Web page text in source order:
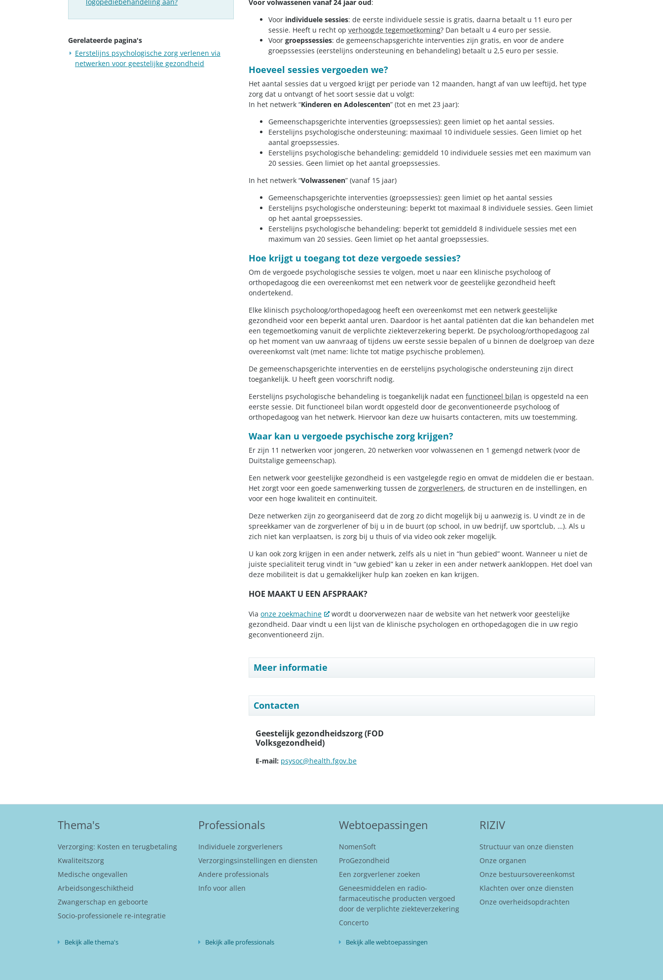
Gerelateerde pagina's
Eerstelijns psychologische zorg verlenen via
netwerken voor geestelijke gezondheid
Voor volwassenen vanaf 24 jaar oud:
Voor individuele sessies: de eerste individuele sessie is gratis, daarna betaalt u 11 euro per
sessie. Heeft u recht op verhoogde tegemoetkoming? Dan betaalt u 4 euro per sessie.
Voor groepssessies: de gemeenschapsgerichte interventies zijn gratis, en voor de andere
groepssessies (eerstelijns ondersteuning en behandeling) betaalt u 2,5 euro per sessie.
Hoeveel sessies vergoeden we?
Het aantal sessies dat u vergoed krijgt per periode van 12 maanden, hangt af van uw leeftijd, het type
zorg dat u ontvangt of het soort sessie dat u volgt:
In het netwerk “Kinderen en Adolescenten” (tot en met 23 jaar):
Gemeenschapsgerichte interventies (groepssessies): geen limiet op het aantal sessies.
Eerstelijns psychologische ondersteuning: maximaal 10 individuele sessies. Geen limiet op het
aantal groepssessies.
Eerstelijns psychologische behandeling: gemiddeld 10 individuele sessies met een maximum van
20 sessies. Geen limiet op het aantal groepssessies.
In het netwerk “Volwassenen” (vanaf 15 jaar)
Gemeenschapsgerichte interventies (groepssessies): geen limiet op het aantal sessies
Eerstelijns psychologische ondersteuning: beperkt tot maximaal 8 individuele sessies. Geen limiet
op het aantal groepssessies.
Eerstelijns psychologische behandeling: beperkt tot gemiddeld 8 individuele sessies met een
maximum van 20 sessies. Geen limiet op het aantal groepssessies.
Hoe krijgt u toegang tot deze vergoede sessies?
Om de vergoede psychologische sessies te volgen, moet u naar een klinische psycholoog of
orthopedagoog die een overeenkomst met een netwerk voor de geestelijke gezondheid heeft
ondertekend.
Elke klinisch psycholoog/orthopedagoog heeft een overeenkomst met een netwerk geestelijke
gezondheid voor een beperkt aantal uren. Daardoor is het aantal patiënten dat die kan behandelen met
een tegemoetkoming vanuit de verplichte ziekteverzekering beperkt. De psycholoog/orthopedagoog zal
op het moment van uw aanvraag of tijdens uw eerste sessie bepalen of u binnen de doelgroep van deze
overeenkomst valt (met name: lichte tot matige psychische problemen).
De gemeenschapsgerichte interventies en de eerstelijns psychologische ondersteuning zijn direct
toegankelijk. U heeft geen voorschrift nodig.
Eerstelijns psychologische behandeling is toegankelijk nadat een functioneel bilan is opgesteld na een
eerste sessie. Dit functioneel bilan wordt opgesteld door de geconventioneerde psycholoog of
orthopedagoog van het netwerk. Hiervoor kan deze uw huisarts contacteren, mits uw toestemming.
Waar kan u vergoede psychische zorg krijgen?
Er zijn 11 netwerken voor jongeren, 20 netwerken voor volwassenen en 1 gemengd netwerk (voor de
Duitstalige gemeenschap).
Een netwerk voor geestelijke gezondheid is een vastgelegde regio en omvat de middelen die er bestaan.
Het zorgt voor een goede samenwerking tussen de zorgverleners, de structuren en de instellingen, en
voor een hoge kwaliteit en continuïteit.
Deze netwerken zijn zo georganiseerd dat de zorg zo dicht mogelijk bij u aanwezig is. U vindt ze in de
spreekkamer van de zorgverlener of bij u in de buurt (op school, in uw bedrijf, uw sportclub, …). Als u
zich niet kan verplaatsen, is zorg bij u thuis of via video ook zeker mogelijk.
U kan ook zorg krijgen in een ander netwerk, zelfs als u niet in “hun gebied” woont. Wanneer u niet de
juiste specialiteit terug vindt in “uw gebied” kan u zeker in een ander netwerk aankloppen. Het doel van
deze mobiliteit is dat u gemakkelijker hulp kan zoeken en kan krijgen.
HOE MAAKT U EEN AFSPRAAK?
Via onze zoekmachine
wordt u doorverwezen naar de website van het netwerk voor geestelijke
gezondheid. Daar vindt u een lijst van de klinische psychologen en orthopedagogen die in uw regio
geconventioneerd zijn.
Meer informatie
Contacten
Geestelijk gezondheidszorg (FOD
Volksgezondheid)
E-mail: psysoc@health.fgov.be
Thema's
Verzorging: Kosten en terugbetaling
Kwaliteitszorg
Medische ongevallen
Arbeidsongeschiktheid
Zwangerschap en geboorte
Socio-professionele re-integratie
Bekijk alle thema's
Professionals
Individuele zorgverleners
Verzorgingsinstellingen en diensten
Andere professionals
Info voor allen
Bekijk alle professionals
Webtoepassingen
NomenSoft
ProGezondheid
Een zorgverlener zoeken
Geneesmiddelen en radio-
farmaceutische producten vergoed
door de verplichte ziekteverzekering
Concerto
Bekijk alle webtoepassingen
RIZIV
Structuur van onze diensten
Onze organen
Onze bestuursovereenkomst
Klachten over onze diensten
Onze overheidsopdrachten